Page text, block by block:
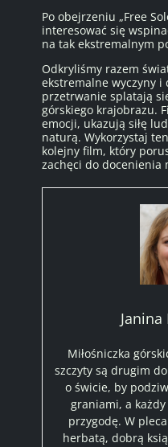
Po obejrzeniu „Free
interesować się
na tak ekstremalnym
Odkryliśmy razem
ekstremalne wyczyny i
przetrwanie splatają
górskiego krajobrazu.
emocji, ukazują siłę
naturą. Wykorzystaj
kolejny film, który
zachęci do docenienia
Janina
Miłośniczka
szczyty są drugim
o świcie, by
graniami, a
przygodę. W
herbatą, dobrą